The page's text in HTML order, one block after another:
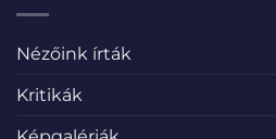
Nézőink írták
Kritikák